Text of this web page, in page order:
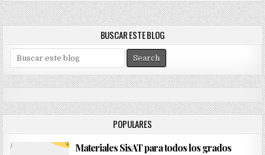
BUSCAR ESTE BLOG
e
a
r
h
o
r
POPULARES
Materiales SisAT para todos los grados